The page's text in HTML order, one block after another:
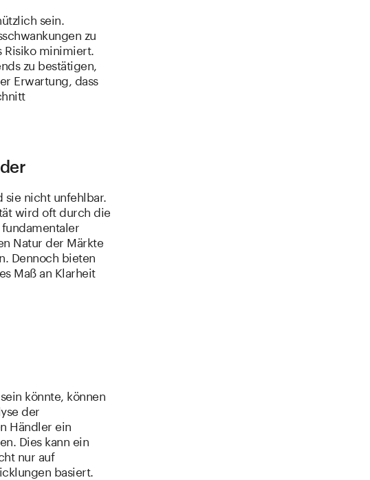
sein.
zu
minimiert.
zu bestätigen,
Erwartung, dass
nicht unfehlbar.
wird oft durch die
Natur der Märkte
Dennoch bieten
Maß an Klarheit
könnte, können
der
Händler ein
Dies kann ein
nur auf
basiert.